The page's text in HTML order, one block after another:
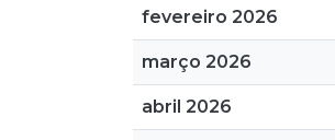
fevereiro 2026
março 2026
abril 2026